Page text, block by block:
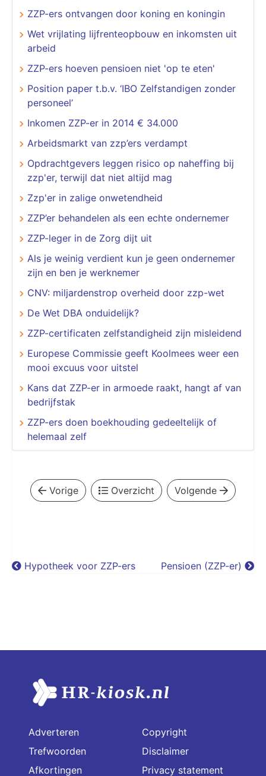
ZZP-ers ontvangen door koning en koningin
Wet vrijlating lijfrenteopbouw en inkomsten uit
arbeid
ZZP-ers hoeven pensioen niet 'op te eten'
Position paper t.b.v. ‘IBO Zelfstandigen zonder
personeel’
Inkomen ZZP-er in 2014 € 34.000
Arbeidsmarkt van zzp’ers verdampt
Opdrachtgevers leggen risico op naheffing bij
zzp'er, terwijl dat niet altijd mag
Zzp'er in zalige onwetendheid
ZZP’er behandelen als een echte ondernemer
ZZP-leger in de Zorg dijt uit
Als je weinig verdient kun je geen ondernemer
zijn en ben je werknemer
CNV: miljardenstrop overheid door zzp-wet
De Wet DBA onduidelijk?
ZZP-certificaten zelfstandigheid zijn misleidend
Europese Commissie geeft Koolmees weer een
mooi excuus voor uitstel
Kans dat ZZP-er in armoede raakt, hangt af van
bedrijfstak
ZZP-ers doen boekhouding gedeeltelijk of
helemaal zelf
Vorige Overzicht Volgende
Hypotheek voor ZZP-ers Pensioen (ZZP-er)
Adverteren
Trefwoorden
Afkortingen
Copyright
Disclaimer
Privacy statement